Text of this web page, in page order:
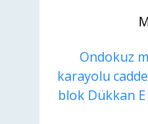
Ondokuz
karayolu
blok Dükkan